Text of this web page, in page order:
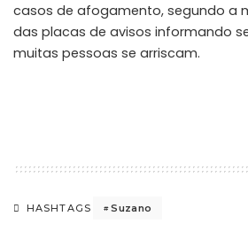
casos de afogamento, segundo a
das placas de avisos informando
muitas pessoas se arriscam.
HASHTAGS Suzano